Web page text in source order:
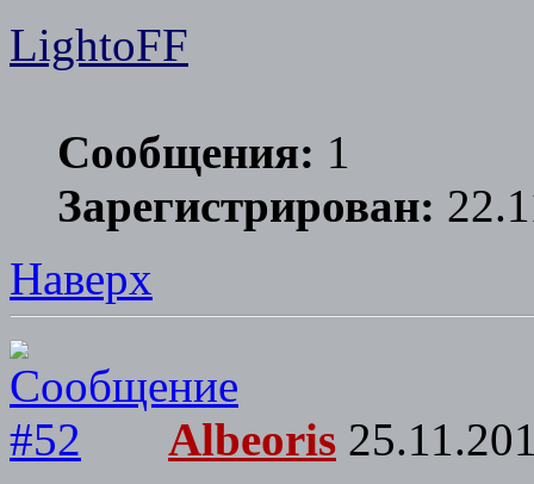
LightoFF
Сообщения: 1
Зарегистрирован:
Наверх
Albeoris